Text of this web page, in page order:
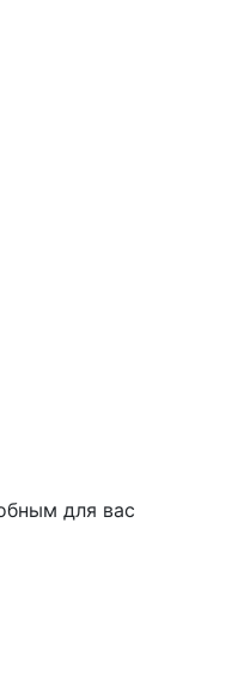
для вас